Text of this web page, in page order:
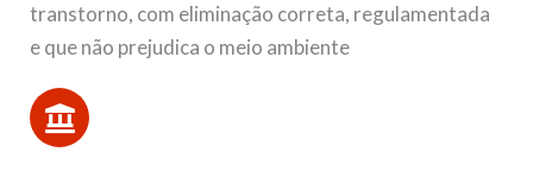
transtorno, com eliminação correta, regulamentada
e que não prejudica o meio ambiente